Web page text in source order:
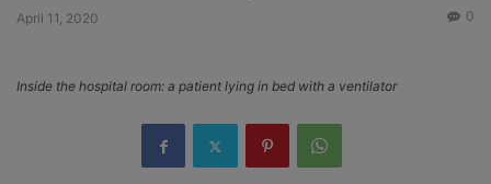
April 11, 2020 0
Inside the hospital room: a patient lying in bed with a ventilator